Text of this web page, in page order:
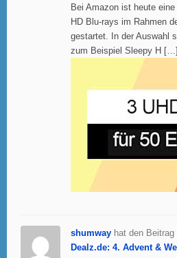
Bei Amazon ist heute
HD Blu-rays im Rahmen
gestartet. In der Auswahl
zum Beispiel Sleepy H […]
shumway hat den Beitrag
Dealz.de: 4. Advent &